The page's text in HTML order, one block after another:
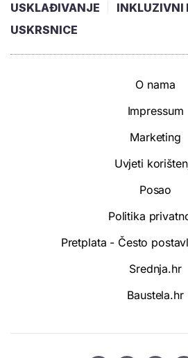
USKLAĐIVANJE
INKLUZIVNI
USKRSNICE
O nama
Impressum
Marketing
Uvjeti
Posao
Politika
Pretplata - Često
Srednja.hr
Baustela.hr